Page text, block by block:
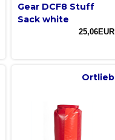
Gear DCF8 Stuff
Sack white
25,06EUR
Ortlieb